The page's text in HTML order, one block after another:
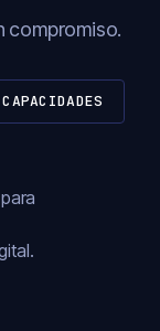
compromiso.